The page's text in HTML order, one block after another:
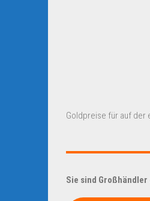
Goldpreise für auf der
Sie sind